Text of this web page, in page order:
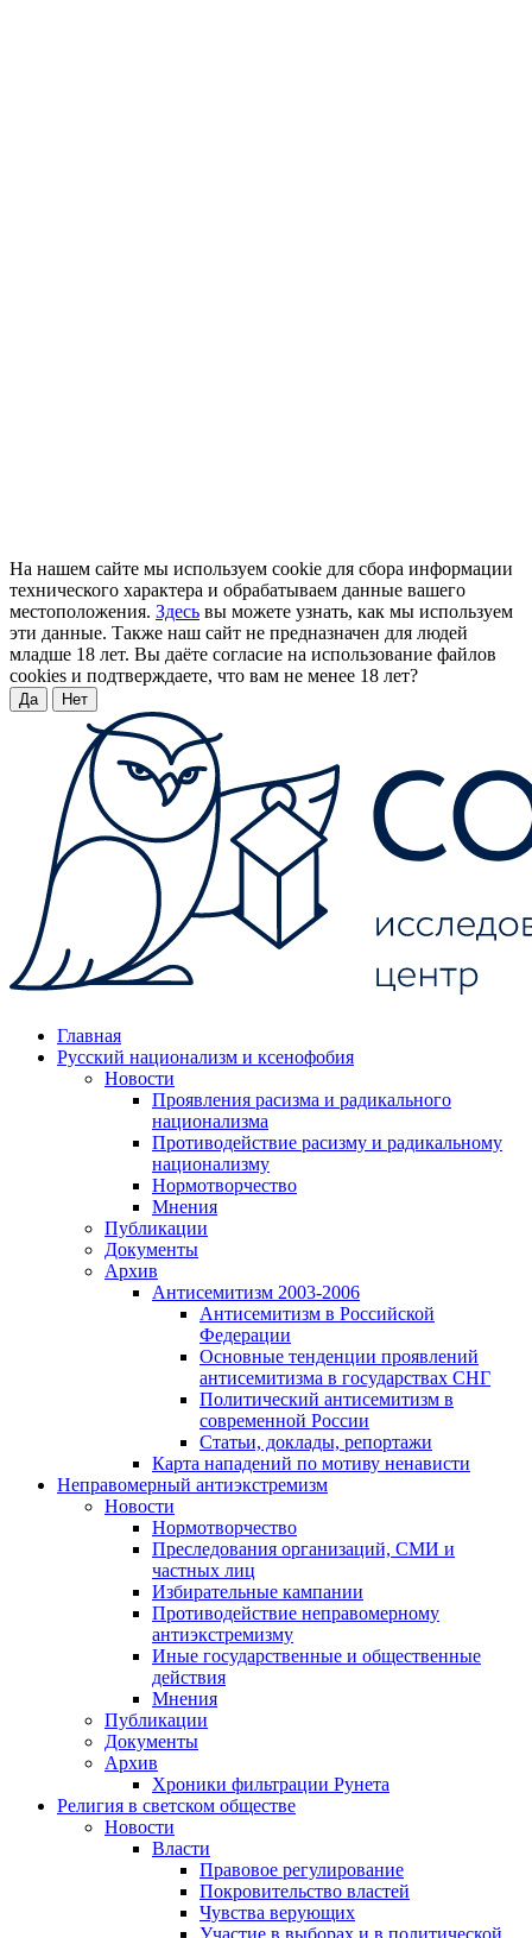
На нашем сайте мы используем cookie для сбора информации
технического характера и обрабатываем данные вашего
местоположения. Здесь вы можете узнать, как мы используем
эти данные. Также наш сайт не предназначен для людей
младше 18 лет. Вы даёте согласие на использование файлов
cookies и подтверждаете, что вам не менее 18 лет?
Да Нет
Главная
Русский национализм и ксенофобия
Новости
Проявления расизма и радикального
национализма
Противодействие расизму и радикальному
национализму
Нормотворчество
Мнения
Публикации
Документы
Архив
Антисемитизм 2003-2006
Антисемитизм в Российской
Федерации
Основные тенденции проявлений
антисемитизма в государствах СНГ
Политический антисемитизм в
современной России
Статьи, доклады, репортажи
Карта нападений по мотиву ненависти
Неправомерный антиэкстремизм
Новости
Нормотворчество
Преследования организаций, СМИ и
частных лиц
Избирательные кампании
Противодействие неправомерному
антиэкстремизму
Иные государственные и общественные
действия
Мнения
Публикации
Документы
Архив
Хроники фильтрации Рунета
Религия в светском обществе
Новости
Власти
Правовое регулирование
Покровительство властей
Чувства верующих